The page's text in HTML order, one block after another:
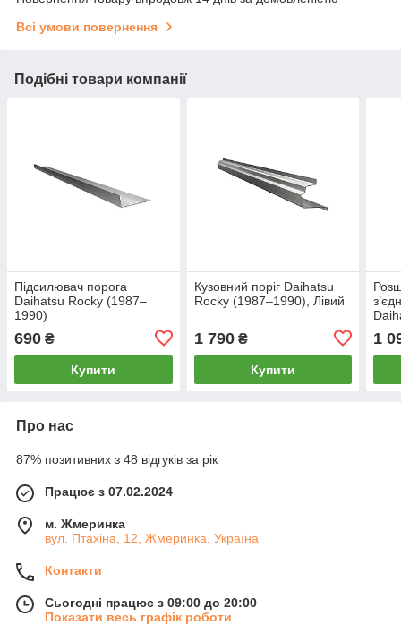
Всі умови повернення
Подібні товари компанії
Підсилювач порога
Daihatsu Rocky (1987–
1990)
690 ₴
Купити
Кузовний поріг Daihatsu
Rocky (1987–1990), Лівий
1 790₴
Купити
1
Про нас
87% позитивних з 48 відгуків за рік
Працює з 07.02.2024
м. Жмеринка
вул. Птахіна, 12, Жмеринка, Україна
Контакти
Сьогодні працює з 09:00 до 20:00
Показати весь графік роботи